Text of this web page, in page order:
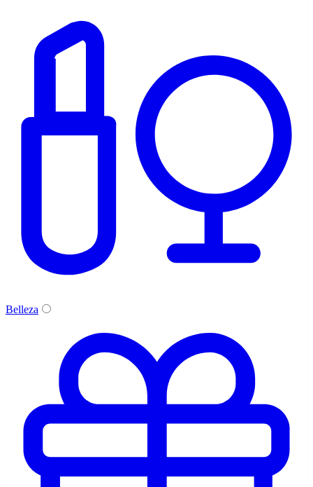
Belleza